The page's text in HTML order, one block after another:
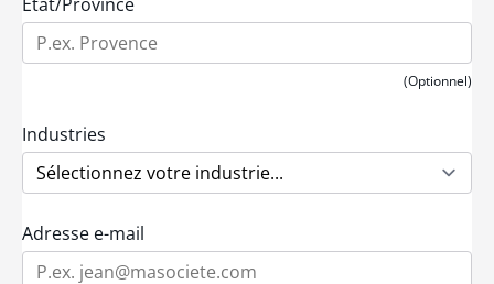
(Optionnel)
Industries
Adresse e-mail